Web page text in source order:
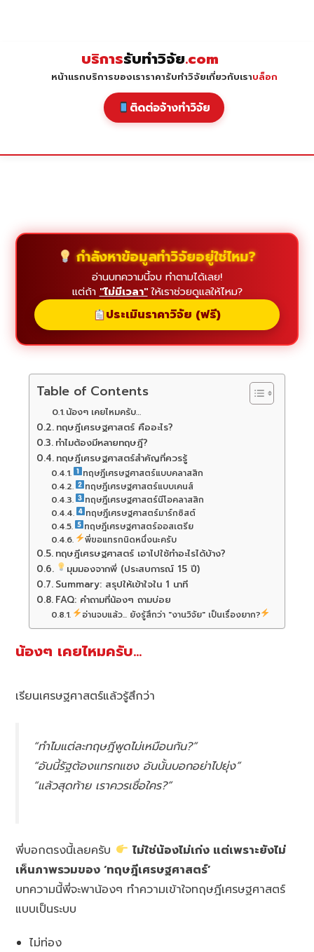
บริการรับทำวิจัย.com
หน้าแรกบริการของเราราคารับทำวิจัยเกี่ยวกับเราบล็อก
ติดต่อจ้างทำวิจัย
กำลังหาข้อมูลทำวิจัยอยู่ใช่ไหม?
อ่านบทความนี้จบ ทำตามได้เลย!
แต่ถ้า "ไม่มีเวลา"ให้เราช่วยดูแลให้ไหม?
ประเมินราคาวิจัย (ฟรี)
Table of Contents
น้องๆ เคยไหมครับ…
ทฤษฎีเศรษฐศาสตร์ คืออะไร?
ทำไมต้องมีหลายทฤษฎี?
ทฤษฎีเศรษฐศาสตร์สำคัญที่ควรรู้
ทฤษฎีเศรษฐศาสตร์แบบคลาสสิก
ทฤษฎีเศรษฐศาสตร์แบบเคนส์
ทฤษฎีเศรษฐศาสตร์นีโอคลาสสิก
ทฤษฎีเศรษฐศาสตร์มาร์กซิสต์
ทฤษฎีเศรษฐศาสตร์ออสเตรีย
พี่ขอแทรกนิดหนึ่งนะครับ
ทฤษฎีเศรษฐศาสตร์ เอาไปใช้ทำอะไรได้บ้าง?
มุมมองจากพี่ (ประสบการณ์ 15 ปี)
Summary: สรุปให้เข้าใจใน 1 นาที
FAQ: คำถามที่น้องๆ ถามบ่อย
อ่านจบแล้ว... ยังรู้สึกว่า "งานวิจัย" เป็นเรื่องยาก?
น้องๆ เคยไหมครับ…
เรียนเศรษฐศาสตร์แล้วรู้สึกว่า
“ทำไมแต่ละทฤษฎีพูดไม่เหมือนกัน?”
“อันนี้รัฐต้องแทรกแซง อันนั้นบอกอย่าไปยุ่ง”
“แล้วสุดท้าย เราควรเชื่อใคร?”
พี่บอกตรงนี้เลยครับ
ไม่ใช่น้องไม่เก่ง แต่เพราะยังไม่
เห็นภาพรวมของ ‘ทฤษฎีเศรษฐศาสตร์’
บทความนี้พี่จะพาน้องๆ ทำความเข้าใจทฤษฎีเศรษฐศาสตร์
แบบเป็นระบบ
ไม่ท่อง